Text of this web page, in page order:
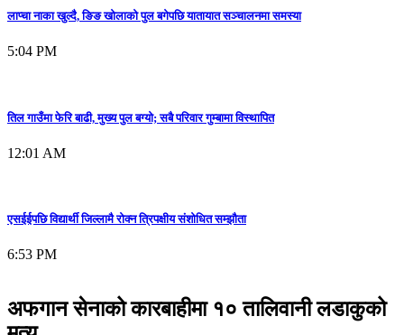
लाप्चा नाका खुल्दै, ङिङ खोलाको पुल बगेपछि यातायात सञ्चालनमा समस्या
5:04 PM
तिल गाउँमा फेरि बाढी, मुख्य पुल बग्यो; सबै परिवार गुम्बामा विस्थापित
12:01 AM
एसईईपछि विद्यार्थी जिल्लामै रोक्न त्रिपक्षीय संशोधित सम्झौता
6:53 PM
अफगान सेनाको कारबाहीमा १० तालिवानी लडाकुको